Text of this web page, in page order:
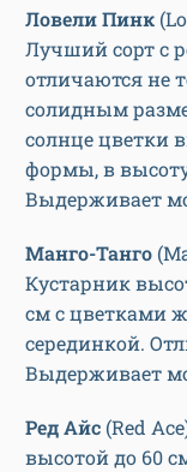
Ловели Пинк
Лучший сорт с
отличаются не
солидным
солнце цветки
формы, в
Выдерживает
Манго-Танго
Кустарник
см с цветками
серединкой.
Выдерживает
Ред Айс (Red
высотой до 60